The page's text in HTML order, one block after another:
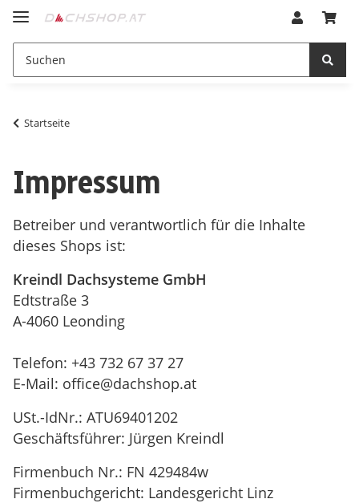
Startseite
Impressum
Betreiber und verantwortlich für die Inhalte
dieses Shops ist:
Kreindl Dachsysteme GmbH
Edtstraße 3
A-4060 Leonding
Telefon: +43 732 67 37 27
E-Mail: office@dachshop.at
USt.-IdNr.: ATU69401202
Geschäftsführer: Jürgen Kreindl
Firmenbuch Nr.: FN 429484w
Firmenbuchgericht: Landesgericht Linz